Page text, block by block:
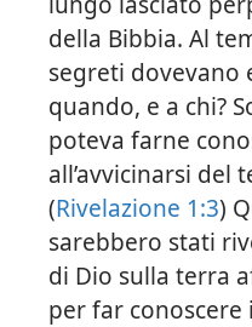
della Bibbia. Al
segreti dovevano
quando, e a chi?
poteva farne
all’avvicinarsi del
(Rivelazione 1:3)
sarebbero stati
di Dio sulla terra
per far conoscere